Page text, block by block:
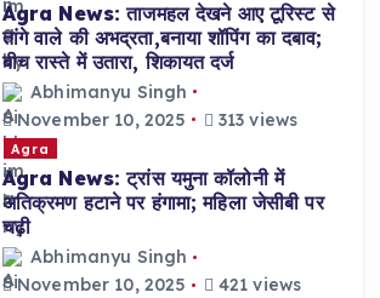
Agra News: ताजमहल देखने आए टूरिस्ट से
तांगे वाले की अभद्रता,बनाया शॉपिंग का दबाव;
बीच रास्ते में उतारा, शिकायत दर्ज
Abhimanyu Singh
November 10, 2025
313 views
Agra
Agra News: ट्रांस यमुना कॉलोनी में
अतिक्रमण हटाने पर हंगामा; महिला जेसीबी पर
चढ़ी
Abhimanyu Singh
November 10, 2025
421 views